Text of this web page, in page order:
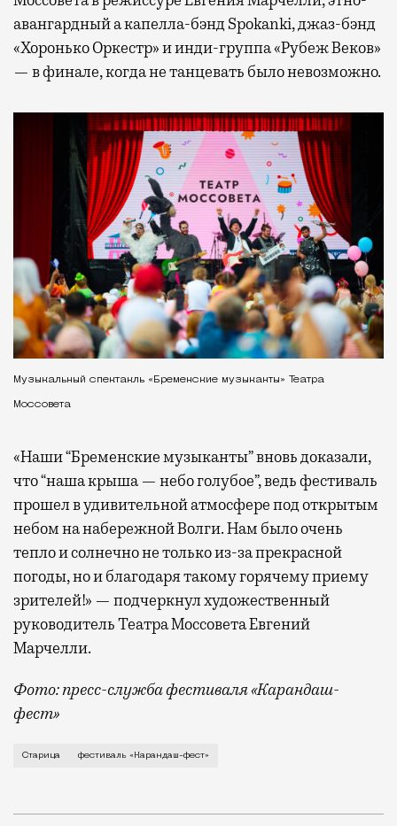
авангардный а капелла-бэнд Spokanki, джаз-бэнд
«Хоронько Оркестр» и инди-группа «Рубеж Веков»
— в финале, когда не танцевать было невозможно.
Музыкальный спектакль «Бременские музыканты» Театра
Моссовета
«Наши “Бременские музыканты” вновь доказали,
что “наша крыша — небо голубое”, ведь фестиваль
прошел в удивительной атмосфере под открытым
небом на набережной Волги. Нам было очень
тепло и солнечно не только из-за прекрасной
погоды, но и благодаря такому горячему приему
зрителей!» — подчеркнул художественный
руководитель Театра Моссовета Евгений
Марчелли.
Фото: пресс-служба фестиваля «Карандаш-
фест»
В минувший уикенд маленькая Старица в
Старица фестиваль «Карандаш-фест»